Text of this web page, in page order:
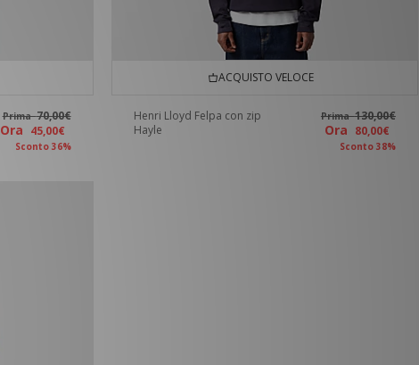
Prima70,00€
Ora 45,00€
Sconto 36%
ACQUISTO VELOCE
Henri Lloyd Felpa con zip
Hayle
Prima130,00€
Ora 80,00€
Sconto 38%